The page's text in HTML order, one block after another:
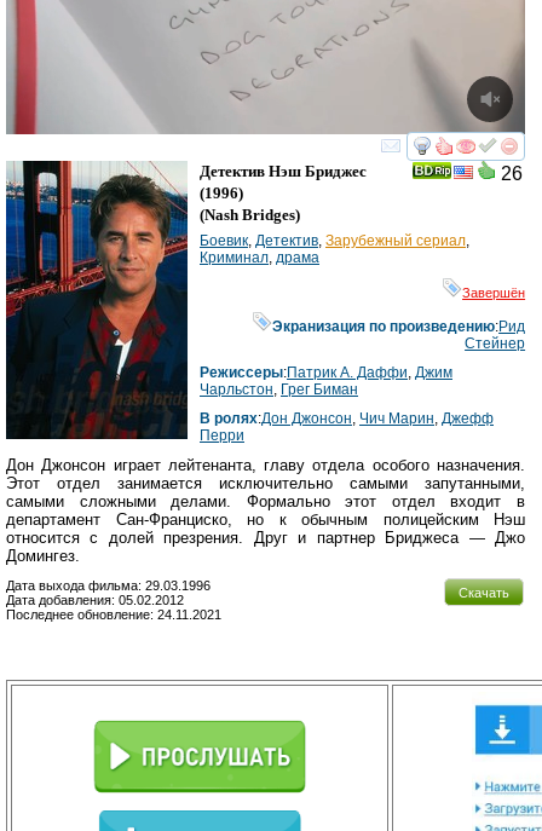
смотреть
26
Детектив Нэш Бриджес
(1996)
(Nash Bridges)
Боевик, Детектив, Зарубежный сериал,
Криминал, драма
Завершён
Экранизация по произведению:Рид
Стейнер
Режиссеры:Патрик А. Даффи, Джим
Чарльстон, Грег Биман
В ролях:Дон Джонсон, Чич Марин, Джефф
Перри
Дон Джонсон играет лейтенанта, главу отдела особого назначения.
Этот отдел занимается исключительно самыми запутанными,
самыми сложными делами. Формально этот отдел входит в
департамент Сан-Франциско, но к обычным полицейским Нэш
относится с долей презрения. Друг и партнер Бриджеса — Джо
Домингез.
Скачать
Дата выхода фильма: 29.03.1996
Дата добавления: 05.02.2012
Последнее обновление: 24.11.2021